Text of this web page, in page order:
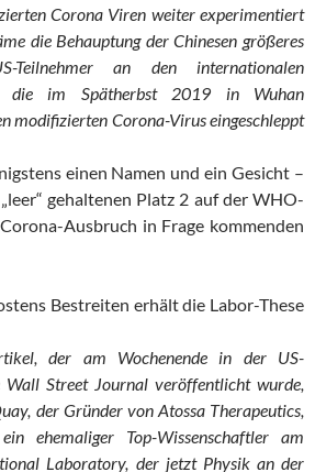
Corona Viren weiter experimentiert
die Behauptung der Chinesen größeres
Teilnehmer an den internationalen
die im Spätherbst 2019 in Wuhan
modifizierten Corona-Virus eingeschleppt
einen Namen und ein Gesicht –
gehaltenen Platz 2 auf der WHO-
Ausbruch in Frage kommenden
Bestreiten erhält die Labor-These
der am Wochenende in der US-
Wall Street Journal veröffentlicht wurde,
der Gründer von Atossa Therapeutics,
ehemaliger Top-Wissenschaftler am
Laboratory, der jetzt Physik an der